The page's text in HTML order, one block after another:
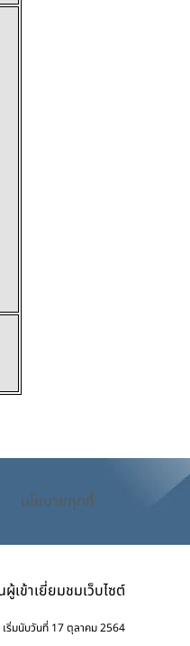
นโยบายคุกกี้
ผู้เข้าเยี่ยมชมเว็บไซต์
เริ่มนับวันที่ 17 ตุลาคม 2564